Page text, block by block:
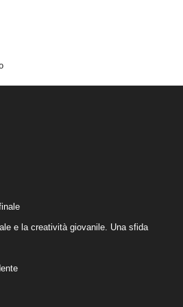
e la creatività giovanile. Una sfida